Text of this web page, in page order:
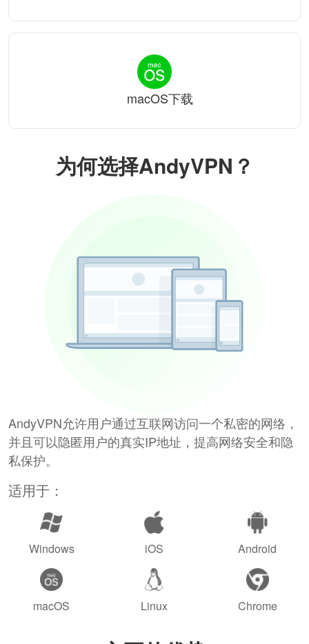
为何选择AndyVPN？
AndyVPN允许用户通过互联网访问一个私密的网络，
并且可以隐匿用户的真实IP地址，提高网络安全和隐
私保护。
适用于：
Windows iOS Android
macOS Linux Chrome
macOS下载